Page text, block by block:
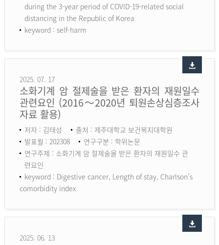
during the 3-year period of COVID-19-related social
distancing in the Republic of Korea
keyword : self-harm
2025. 07. 17
소화기계 암 절제술을 받은 환자의 재원일수
관련요인 (2016～2020년 퇴원손상심층조사
자료 활용)
저자 : 김태성
출처 : 제주대학교 보건복지대학원
발표월 : 202308
연구구분 : 학위논문
연구주제 : 소화기계 암 절제술을 받은 환자의 재원일수 관
련요인
keyword : Digestive cancer, Length of stay, Charlson’s
comorbidity index
2025. 06. 13